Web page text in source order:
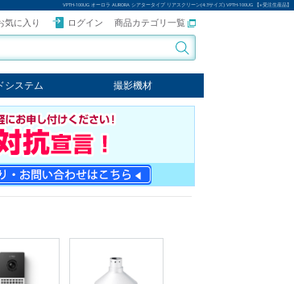
VPTH-100UG オーロラ AURORA シアタータイプ リアスクリーン(4:3サイズ) VPTH-100UG 【※受注生産品】
気に入り ログイン 商品カテゴリ一覧
システム
オ
撮影機材
ビデオライト
クールライト
LEDライト
スタンド
写真関連商品
スタジオセット商品
オプション